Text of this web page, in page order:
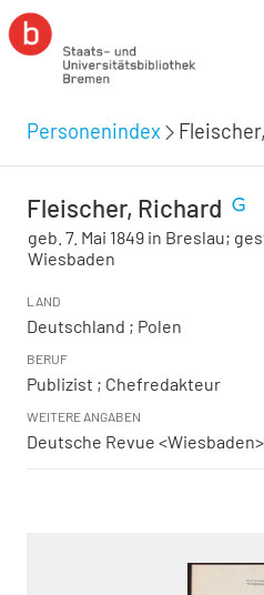
Personenindex
Fleischer, Richard
geb. 7. Mai 1849 in Breslau;
Wiesbaden
LAND
Deutschland ; Polen
BERUF
Publizist ; Chefredakteur
WEITERE ANGABEN
Deutsche Revue <Wiesbaden>